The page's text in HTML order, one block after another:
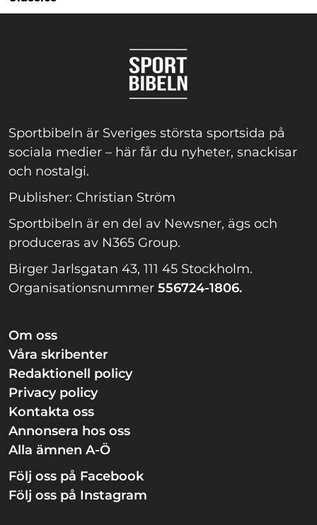
Sportbibeln är Sveriges största sportsida på
sociala medier – här får du nyheter, snackisar
och nostalgi.
Publisher: Christian Ström
Sportbibeln är en del av Newsner, ägs och
produceras av N365 Group.
Birger Jarlsgatan 43, 111 45 Stockholm.
Organisationsnummer 556724-1806.
Om oss
Våra skribenter
Redaktionell policy
Privacy policy
Kontakta oss
Annonsera hos oss
Alla ämnen A-Ö
Följ oss på Facebook
Följ oss på Instagram